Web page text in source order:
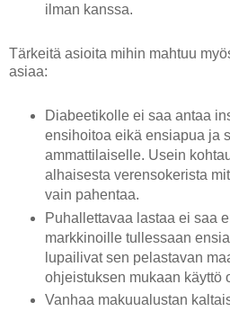
ilman kanssa.
Tärkeitä asioita mihin mahtuu
asiaa:
Diabeetikolle ei saa antaa
ensihoitoa eikä ensiapua ja
ammattilaiselle. Usein
alhaisesta verensokerista
vain pahentaa.
Puhallettavaa lastaa ei saa
markkinoille tullessaan
lupailivat sen pelastavan
ohjeistuksen mukaan käyttö
Vanhaa makuualustan